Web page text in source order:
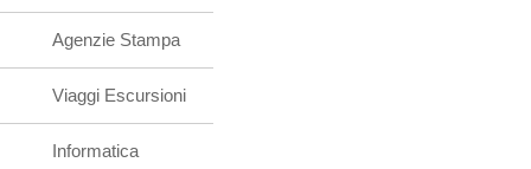
Agenzie Stampa
Viaggi Escursioni
Informatica